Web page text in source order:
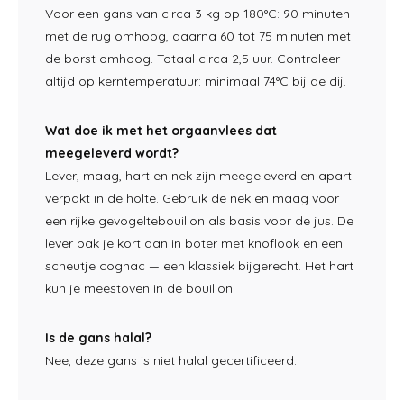
Voor een gans van circa 3 kg op 180°C: 90 minuten
met de rug omhoog, daarna 60 tot 75 minuten met
de borst omhoog. Totaal circa 2,5 uur. Controleer
altijd op kerntemperatuur: minimaal 74°C bij de dij.
Wat doe ik met het orgaanvlees dat
meegeleverd wordt?
Lever, maag, hart en nek zijn meegeleverd en apart
verpakt in de holte. Gebruik de nek en maag voor
een rijke gevogeltebouillon als basis voor de jus. De
lever bak je kort aan in boter met knoflook en een
scheutje cognac — een klassiek bijgerecht. Het hart
kun je meestoven in de bouillon.
Is de gans halal?
Nee, deze gans is niet halal gecertificeerd.